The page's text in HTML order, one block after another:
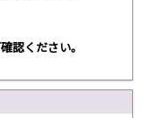
認ください。